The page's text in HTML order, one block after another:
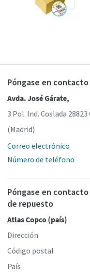
Póngase en
Avda. José Gárate,
3 Pol. Ind. Coslada 28823
(Madrid)
Correo electrónico
Número de teléfono
Póngase en
de repuesto
Atlas Copco (país)
Dirección
Código postal
País